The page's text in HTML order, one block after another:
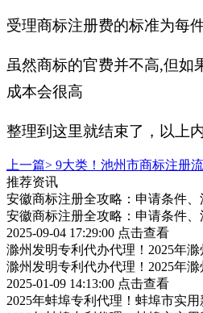
受理商标注册费的标准为每
虽然商标的官费并不高,但如
成本会很高
整理到这里就结束了，以上
上一篇> 9大类！池州市商标注册
推荐资讯
安徽商标注册全攻略：申请条件
安徽商标注册全攻略：申请条件
2025-09-04 17:29:00 点击查看
滁州发明专利代办代理！2025年
滁州发明专利代办代理！2025年
2025-01-09 14:13:00 点击查看
2025年蚌埠专利代理！蚌埠市实